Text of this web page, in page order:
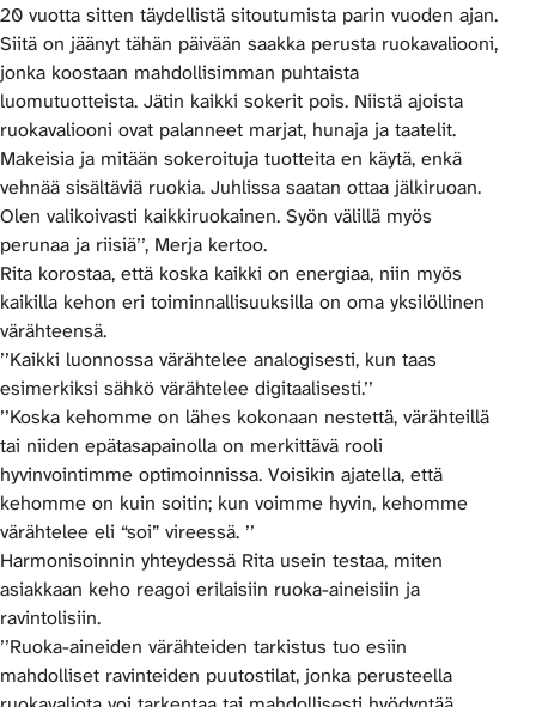
20 vuotta sitten täydellistä sitoutumista parin vuoden ajan.
Siitä on jäänyt tähän päivään saakka perusta ruokavaliooni,
jonka koostaan mahdollisimman puhtaista
luomutuotteista. Jätin kaikki sokerit pois. Niistä ajoista
ruokavaliooni ovat palanneet marjat, hunaja ja taatelit.
Makeisia ja mitään sokeroituja tuotteita en käytä, enkä
vehnää sisältäviä ruokia. Juhlissa saatan ottaa jälkiruoan.
Olen valikoivasti kaikkiruokainen. Syön välillä myös
perunaa ja riisiä’’, Merja kertoo.
Rita korostaa, että koska kaikki on energiaa, niin myös
kaikilla kehon eri toiminnallisuuksilla on oma yksilöllinen
värähteensä.
’’Kaikki luonnossa värähtelee analogisesti, kun taas
esimerkiksi sähkö värähtelee digitaalisesti.’’
’’Koska kehomme on lähes kokonaan nestettä, värähteillä
tai niiden epätasapainolla on merkittävä rooli
hyvinvointimme optimoinnissa. Voisikin ajatella, että
kehomme on kuin soitin; kun voimme hyvin, kehomme
värähtelee eli “soi” vireessä. ’’
Harmonisoinnin yhteydessä Rita usein testaa, miten
asiakkaan keho reagoi erilaisiin ruoka-aineisiin ja
ravintolisiin.
’’Ruoka-aineiden värähteiden tarkistus tuo esiin
mahdolliset ravinteiden puutostilat, jonka perusteella